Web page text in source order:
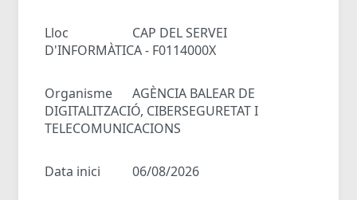
Lloc
CAP DEL SERVEI
D'INFORMÀTICA - F0114000X
Organisme
AGÈNCIA BALEAR DE
DIGITALITZACIÓ, CIBERSEGURETAT I
TELECOMUNICACIONS
Data inici 06/08/2026